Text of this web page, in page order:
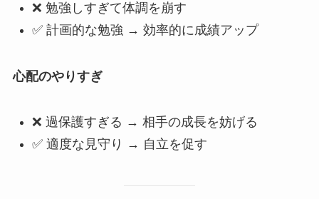
❌ 勉強しすぎて体調を崩す
✅ 計画的な勉強 → 効率的に成績アップ
心配のやりすぎ
❌ 過保護すぎる → 相手の成長を妨げる
✅ 適度な見守り → 自立を促す